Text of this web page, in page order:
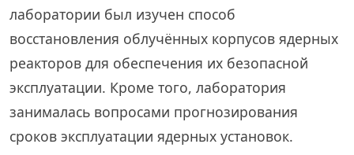
лаборатории был изучен способ
восстановления облучённых корпусов ядерных
реакторов для обеспечения их безопасной
эксплуатации. Кроме того, лаборатория
занималась вопросами прогнозирования
сроков эксплуатации ядерных установок.